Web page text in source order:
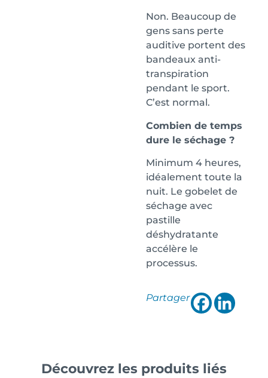
Non. Beaucoup de
gens sans perte
auditive portent des
bandeaux anti-
transpiration
pendant le sport.
C’est normal.
Combien de temps
dure le séchage ?
Minimum 4 heures,
idéalement toute la
nuit. Le gobelet de
séchage avec
pastille
déshydratante
accélère le
processus.
Partager
Découvrez les produits liés